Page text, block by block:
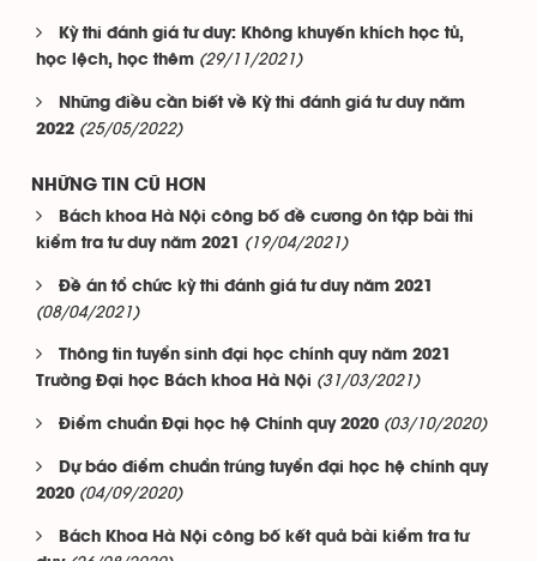
Kỳ thi đánh giá tư duy: Không khuyến khích học tủ,
học lệch, học thêm (29/11/2021)
Những điều cần biết về Kỳ thi đánh giá tư duy năm
2022 (25/05/2022)
NHỮNG TIN CŨ HƠN
Bách khoa Hà Nội công bố đề cương ôn tập bài thi
kiểm tra tư duy năm 2021
(19/04/2021)
Đề án tổ chức kỳ thi đánh giá tư duy năm 2021
(08/04/2021)
Thông tin tuyển sinh đại học chính quy năm 2021
Trường Đại học Bách khoa Hà Nội (31/03/2021)
Điểm chuẩn Đại học hệ Chính quy 2020 (03/10/2020)
Dự báo điểm chuẩn trúng tuyển đại học hệ chính quy
2020 (04/09/2020)
Bách Khoa Hà Nội công bố kết quả bài kiểm tra tư